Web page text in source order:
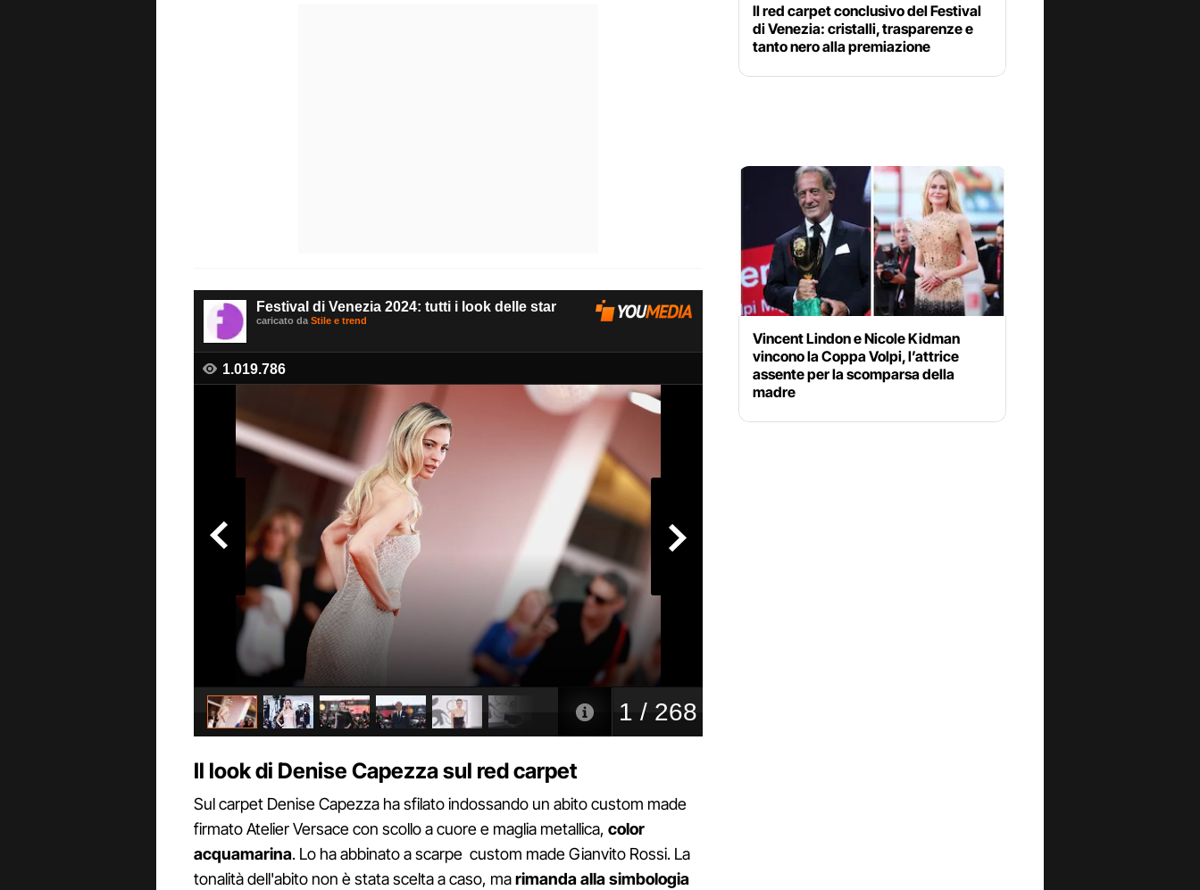
Il look di Denise Capezza sul red carpet
Sul carpet Denise Capezza ha sfilato indossando un abito custom made
firmato Atelier Versace con scollo a cuore e maglia metallica, color
acquamarina. Lo ha abbinato a scarpe custom made Gianvito Rossi. La
tonalità dell'abito non è stata scelta a caso, marimanda alla simbologia
Il red carpet conclusivo del Festival
di Venezia: cristalli, trasparenze e
tanto nero alla premiazione
Vincent Lindon e Nicole Kidman
vincono la Coppa Volpi, l’attrice
assente per la scomparsa della
madre